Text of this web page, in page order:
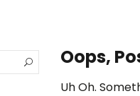
Oops,
Uh Oh.